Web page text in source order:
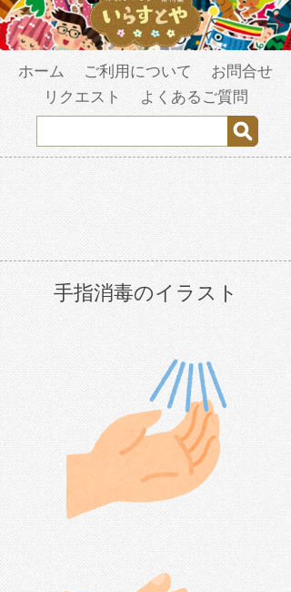
ホーム ご利用について
お問合せ
リクエスト
よくあるご質問
手指消毒のイラスト